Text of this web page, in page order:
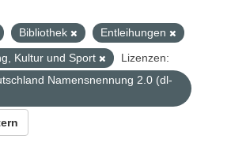
Bibliothek
Entleihungen
Kultur und Sport
Lizenzen:
Namensnennung 2.0 (dl-